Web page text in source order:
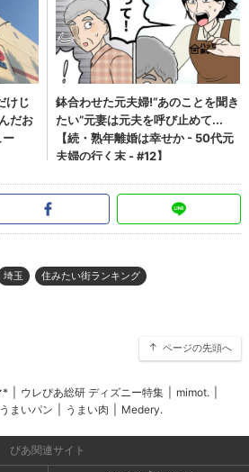
埼玉 住みたい街ランキング
ページの先頭へ
* ウレぴあ総研 ディズニー特集 mimot.
うまいパン うまい肉 Medery.
ぴあ関連サイト